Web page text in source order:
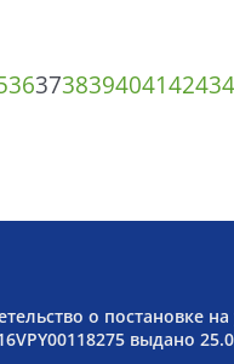
3637383940414243
о постановке
выдано